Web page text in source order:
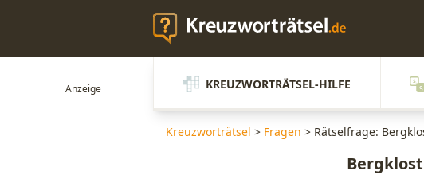
KREUZWORTRÄTSEL-HILFE
Kreuzworträtsel > Fragen > Rätselfrage: